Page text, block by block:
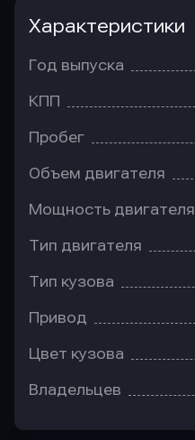
Характеристики
Год выпуска
КПП
Пробег
Объем двигателя
Мощность двигателя
Тип двигателя
Тип кузова
Привод
Цвет кузова
Владельцев